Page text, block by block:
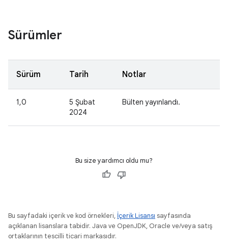
Sürümler
Sürüm Tarih Notlar
1,0
5 Şubat
2024
Bülten yayınlandı.
Bu size yardımcı oldu mu?
Bu sayfadaki içerik ve kod örnekleri, İçerik Lisansı sayfasında
açıklanan lisanslara tabidir. Java ve OpenJDK, Oracle ve/veya satış
ortaklarının tescilli ticari markasıdır.